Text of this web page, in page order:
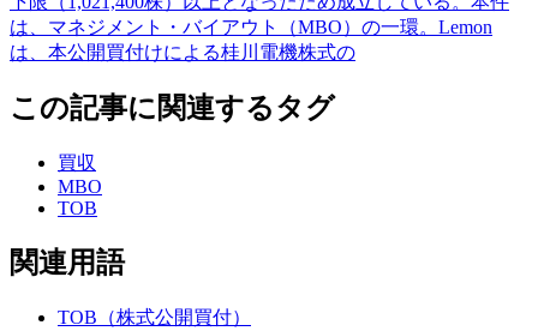
は、マネジメント・バイアウト（MBO）の一環。Lemon
は、本公開買付けによる桂川電機株式の
この記事に関連するタグ
買収
MBO
TOB
関連用語
TOB（株式公開買付）